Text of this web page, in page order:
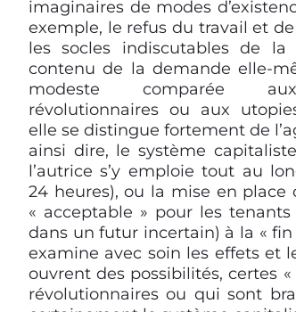
imaginaires de modes
exemple, le refus du travail et
les socles indiscutables de la
contenu de la demande elle-
modeste comparée
révolutionnaires ou aux
elle se distingue fortement de
ainsi dire, le système
l’autrice s’y emploie tout au
24 heures), ou la mise en
« acceptable » pour les
dans un futur incertain) à la « fin
examine avec soin les effets et
ouvrent des possibilités, certes
révolutionnaires ou qui sont